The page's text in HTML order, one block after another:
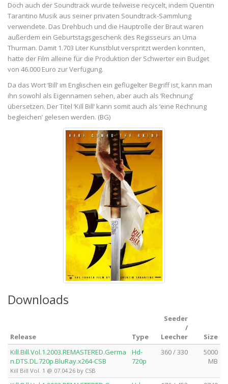
Doch auch der Soundtrack wurde teilweise recycelt, indem Quentin
Tarantino Musik aus seiner privaten Soundtrack-Sammlung
verwendete. Das Drehbuch und die Hauptrolle der Braut waren
außerdem ein Geburtstagsgeschenk des Regisseurs an Uma
Thurman. Damit 1.703 Liter Kunstblut verspritzt werden konnten,
hatte der Film alleine für die Produktion der Schwerter ein Budget
von 46.000 Euro zur Verfügung.
Da das Wort ‘Bill’ im Englischen ein geflügelter Begriff ist, kann man
ihn sowohl als Eigennamen sehen, aber auch als ‘Rechnung’
übersetzen. Der Titel ‘Kill Bill’ kann somit auch als ‘eine Rechnung
begleichen’ gelesen werden. (BG)
Downloads
Release Type
Seeder
/
Leecher
Size
Kill.Bill.Vol.1.2003.REMASTERED.Germa
n.DTS.DL.720p.BluRay.x264-CSB
Kill Bill Vol. 1 @ 07.04.26 by CSB
Hd-
720p
360 / 330
5000
MB